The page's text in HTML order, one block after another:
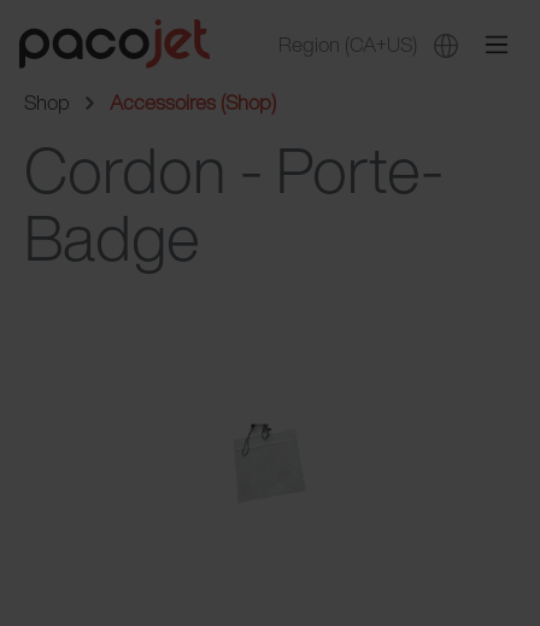
Region (CA+US)
Shop
Accessoires (Shop)
Cordon - Porte-
Badge